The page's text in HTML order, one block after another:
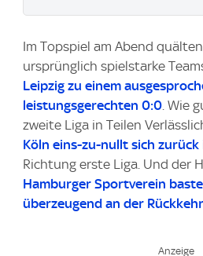
Im Topspiel am Abend
ursprünglich spielstarke
Leipzig zu einem
leistungsgerechten 0:0. Wie
zweite Liga in Teilen
Köln eins-zu-nullt sich zurück
Richtung erste Liga. Und der
Hamburger Sportverein
überzeugend an der